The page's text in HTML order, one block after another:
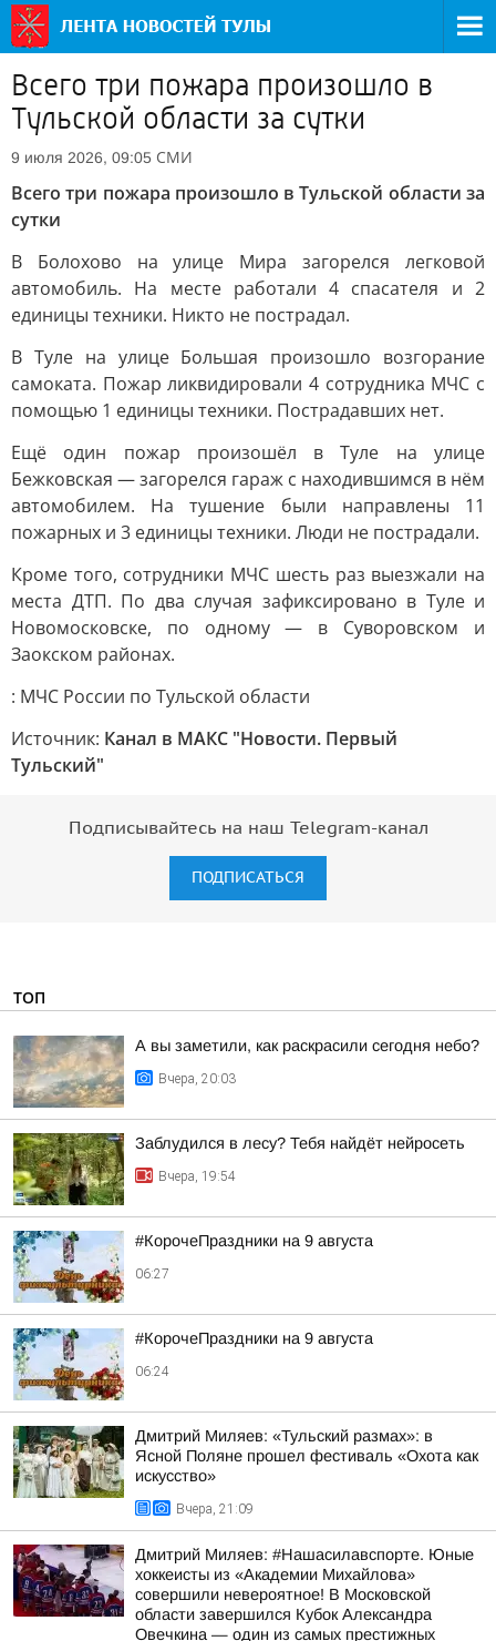
Всего три пожара произошло в
Тульской области за сутки
9 июля 2026, 09:05 СМИ
Всего три пожара произошло в Тульской области за
сутки
В Болохово на улице Мира загорелся легковой
автомобиль. На месте работали 4 спасателя и 2
единицы техники. Никто не пострадал.
В Туле на улице Большая произошло возгорание
самоката. Пожар ликвидировали 4 сотрудника МЧС с
помощью 1 единицы техники. Пострадавших нет.
Ещё один пожар произошёл в Туле на улице
Бежковская — загорелся гараж с находившимся в нём
автомобилем. На тушение были направлены 11
пожарных и 3 единицы техники. Люди не пострадали.
Кроме того, сотрудники МЧС шесть раз выезжали на
места ДТП. По два случая зафиксировано в Туле и
Новомосковске, по одному — в Суворовском и
Заокском районах.
: МЧС России по Тульской области
Источник: Канал в МАКС "Новости. Первый
Тульский"
Подписывайтесь на наш Telegram-канал
ПОДПИСАТЬСЯ
ТОП
А вы заметили, как раскрасили сегодня небо?
Вчера, 20:03
Заблудился в лесу? Тебя найдёт нейросеть
Вчера, 19:54
#КорочеПраздники на 9 августа
06:27
#КорочеПраздники на 9 августа
06:24
Дмитрий Миляев: «Тульский размах»: в
Ясной Поляне прошел фестиваль «Охота как
искусство»
Вчера, 21:09
Дмитрий Миляев: #Нашасилавспорте. Юные
хоккеисты из «Академии Михайлова»
совершили невероятное! В Московской
области завершился Кубок Александра
Овечкина — один из самых престижных